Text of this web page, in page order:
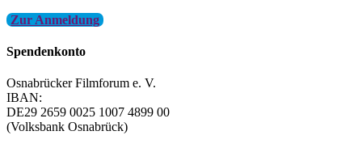
Zur Anmeldung
Spendenkonto
Osnabrücker Filmforum e. V.
IBAN:
DE29 2659 0025 1007 4899 00
(Volksbank Osnabrück)